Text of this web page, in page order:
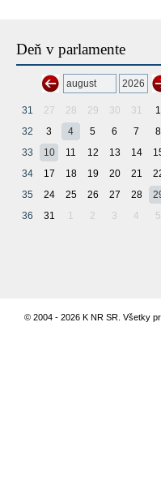
Deň v parlamente
31 27 28 29 30 31 1
32
3 4 5 6 7 8
33
10 11 12 13 14
34
17 18 19 20 21
35
24 25 26 27 28
36
31 1 2 3 4 5
© 2004 - 2026 K NR SR. Všetky